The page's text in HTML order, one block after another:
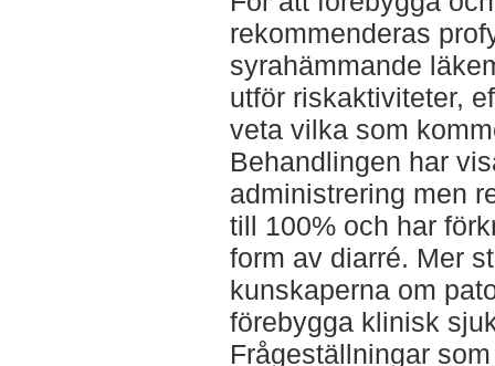
rekommenderas
syrahämmande
utför riskaktiviteter,
veta vilka som
Behandlingen har
administrering men
till 100% och har
form av diarré. Mer
kunskaperna om
förebygga klinisk
Frågeställningar